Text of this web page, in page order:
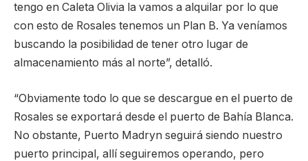
tengo en Caleta Olivia la vamos a alquilar por lo que
con esto de Rosales tenemos un Plan B. Ya veníamos
buscando la posibilidad de tener otro lugar de
almacenamiento más al norte”, detalló.
“Obviamente todo lo que se descargue en el puerto de
Rosales se exportará desde el puerto de Bahía Blanca.
No obstante, Puerto Madryn seguirá siendo nuestro
puerto principal, allí seguiremos operando, pero